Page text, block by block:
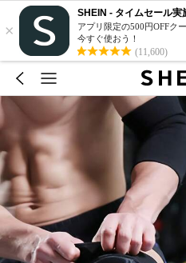
×
SHEIN - タイムセール実
アプリ限定の500円OFFク
今すぐ使おう！
(11,600)